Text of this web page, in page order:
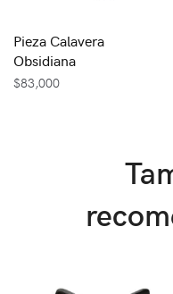
Pieza Calavera
Obsidiana
$83,000